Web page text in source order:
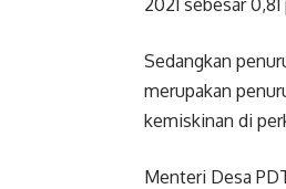
Sedangkan
merupakan
kemiskinan di
Menteri Desa